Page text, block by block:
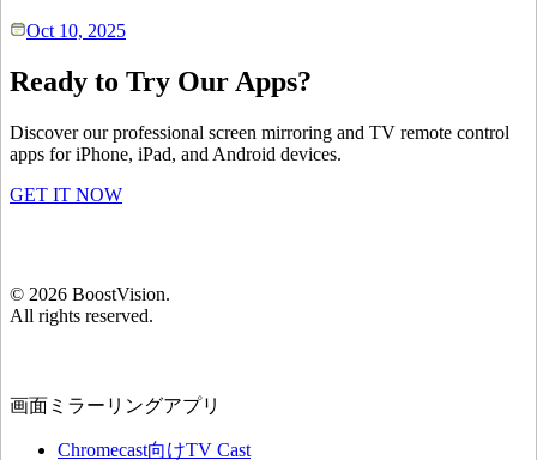
Oct 10, 2025
Ready to Try Our Apps?
Discover our professional screen mirroring and TV remote control
apps for iPhone, iPad, and Android devices.
GET IT NOW
© 2026 BoostVision.
All rights reserved.
画面ミラーリングアプリ
Chromecast向けTV Cast